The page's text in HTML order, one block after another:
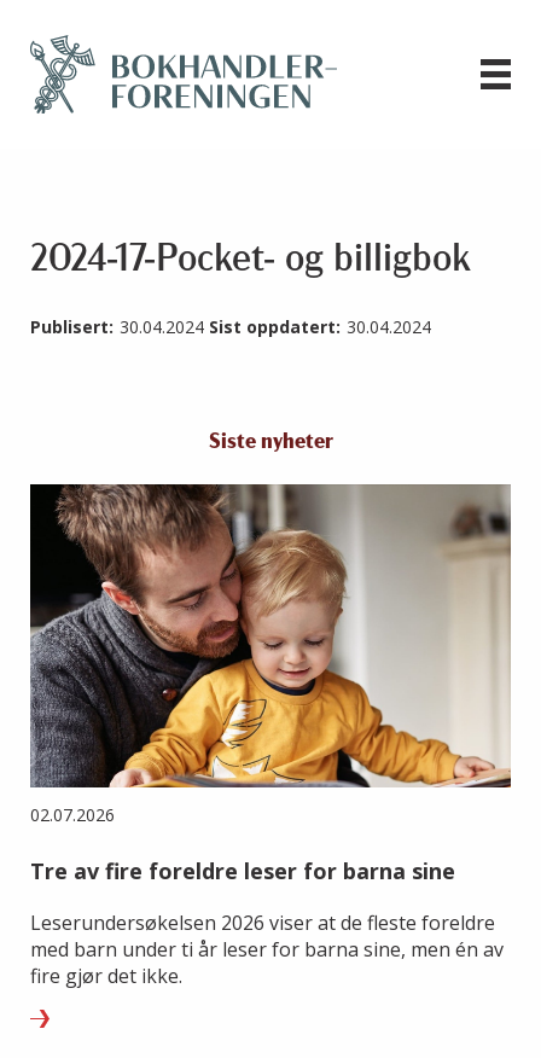
2024-17-Pocket- og billigbok
Publisert: 30.04.2024 Sist oppdatert: 30.04.2024
Siste nyheter
02.07.2026
Tre av fire foreldre leser for barna sine
Leserundersøkelsen 2026 viser at de fleste foreldre
med barn under ti år leser for barna sine, men én av
fire gjør det ikke.